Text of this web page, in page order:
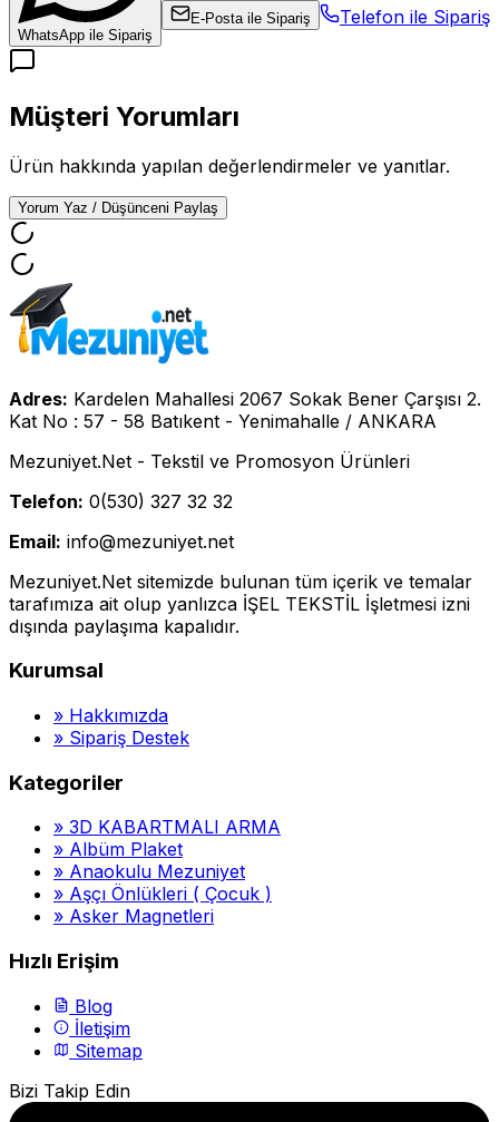
WhatsApp ile Sipariş
E-Posta ile Sipariş Telefon ile Sipariş
Müşteri Yorumları
Ürün hakkında yapılan değerlendirmeler ve yanıtlar.
Yorum Yaz / Düşünceni Paylaş
Adres: Kardelen Mahallesi 2067 Sokak Bener Çarşısı 2.
Kat No : 57 - 58 Batıkent - Yenimahalle / ANKARA
Mezuniyet.Net - Tekstil ve Promosyon Ürünleri
Telefon: 0(530) 327 32 32
Email: info@mezuniyet.net
Mezuniyet.Net sitemizde bulunan tüm içerik ve temalar
tarafımıza ait olup yanlızca İŞEL TEKSTİL İşletmesi izni
dışında paylaşıma kapalıdır.
Kurumsal
» Hakkımızda
» Sipariş Destek
Kategoriler
» 3D KABARTMALI ARMA
» Albüm Plaket
» Anaokulu Mezuniyet
» Aşçı Önlükleri ( Çocuk )
» Asker Magnetleri
Hızlı Erişim
Blog
İletişim
Sitemap
Bizi Takip Edin